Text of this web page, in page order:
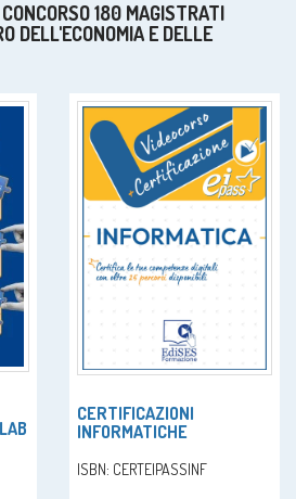
180 MAGISTRATI
DELL'ECONOMIA E DELLE
CERTIFICAZIONI
INFORMATICHE
ISBN: CERTEIPASSINF